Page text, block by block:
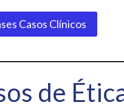
Casos Clínicos
de